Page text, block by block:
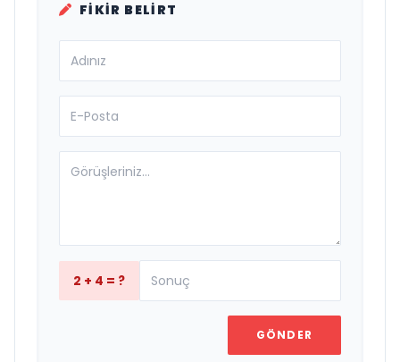
FIKIR BELIRT
2 + 4 = ?
GÖNDER